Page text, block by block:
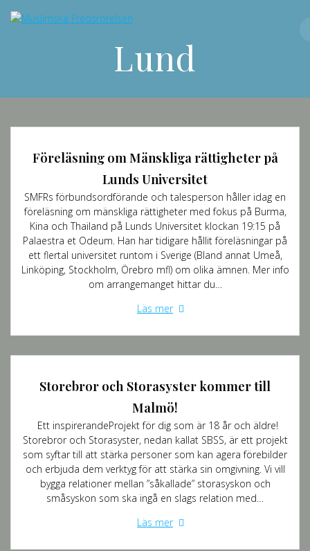
Lund
Föreläsning om Mänskliga rättigheter på
Lunds Universitet
SMFRs förbundsordförande och talesperson håller idag en
föreläsning om mänskliga rättigheter med fokus på Burma,
Kina och Thailand på Lunds Universitet klockan 19:15 på
Palaestra et Odeum. Han har tidigare hållit föreläsningar på
ett flertal universitet runtom i Sverige (Bland annat Umeå,
Linköping, Stockholm, Örebro mfl) om olika ämnen. Mer info
om arrangemanget hittar du…
Läs mer
Storebror och Storasyster kommer till
Malmö!
Ett inspirerandeProjekt för dig som är 18 år och äldre!
Storebror och Storasyster, nedan kallat SBSS, är ett projekt
som syftar till att stärka personer som kan agera förebilder
och erbjuda dem verktyg för att stärka sin omgivning. Vi vill
bygga relationer mellan ”såkallade” storasyskon och
småsyskon som ska ingå en slags relation med…
Läs mer